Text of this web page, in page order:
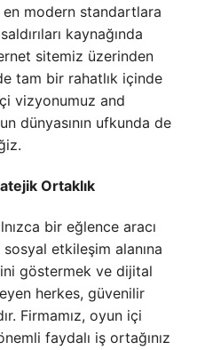
modern standartlara
kaynağında
sitemiz üzerinden
tam bir rahatlık içinde
vizyonumuz and
dünyasının ufkunda de
Ortaklık
bir eğlence aracı
etkileşim alanına
göstermek ve dijital
herkes, güvenilir
Firmamız, oyun içi
faydalı iş ortağınız